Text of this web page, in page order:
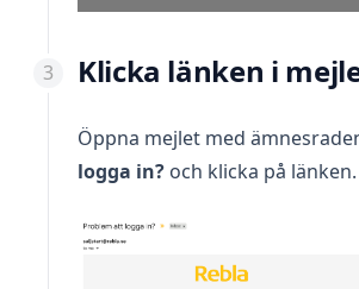
Klicka länken i
Öppna mejlet med
logga in? och klicka på länken.